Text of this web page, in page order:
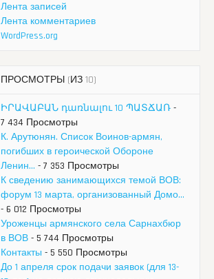
Лента записей
Лента комментариев
WordPress.org
ПРОСМОТРЫ (ИЗ 10)
ԻՐԱՎԱԲԱՆ դառնալու 10 ՊԱՏՃԱՌ -
7 434 Просмотры
К. Арутюнян. Список Воинов-армян,
погибших в героической Обороне
Ленин... - 7 353 Просмотры
К сведению занимающихся темой ВОВ:
форум 13 марта, организованный Домо...
- 6 012 Просмотры
Уроженцы армянского села Сарнахбюр
в ВОВ - 5 744 Просмотры
Контакты - 5 550 Просмотры
До 1 апреля срок подачи заявок (для 13-